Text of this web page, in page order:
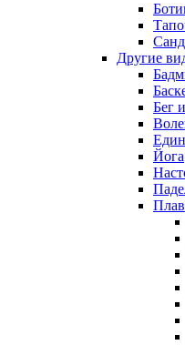
Другие
Бег
Йога